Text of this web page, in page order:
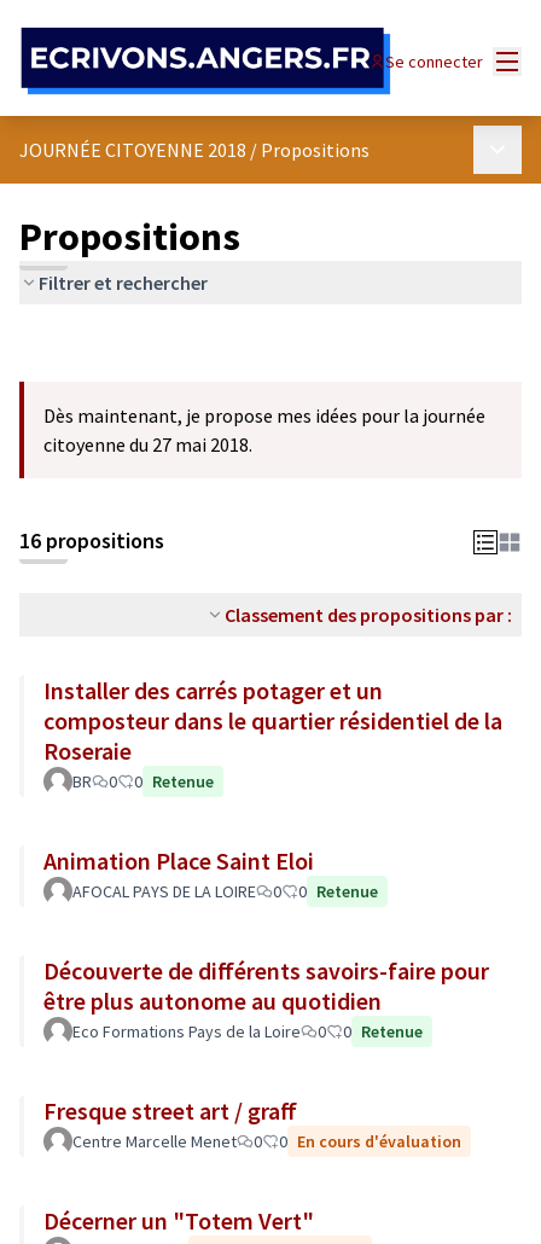
Se connecter
JOURNÉE CITOYENNE 2018 / Propositions
Propositions
Filtrer et rechercher
Dès maintenant, je propose mes idées pour la journée
citoyenne du 27 mai 2018.
16 propositions
Classement des propositions par :
Installer des carrés potager et un
composteur dans le quartier résidentiel de la
Roseraie
BR 0 0 Retenue
Animation Place Saint Eloi
AFOCAL PAYS DE LA LOIRE 0 0 Retenue
Découverte de différents savoirs-faire pour
être plus autonome au quotidien
Eco Formations Pays de la Loire 0 0 Retenue
Fresque street art / graff
Centre Marcelle Menet 0 0 En cours d'évaluation
Décerner un "Totem Vert"